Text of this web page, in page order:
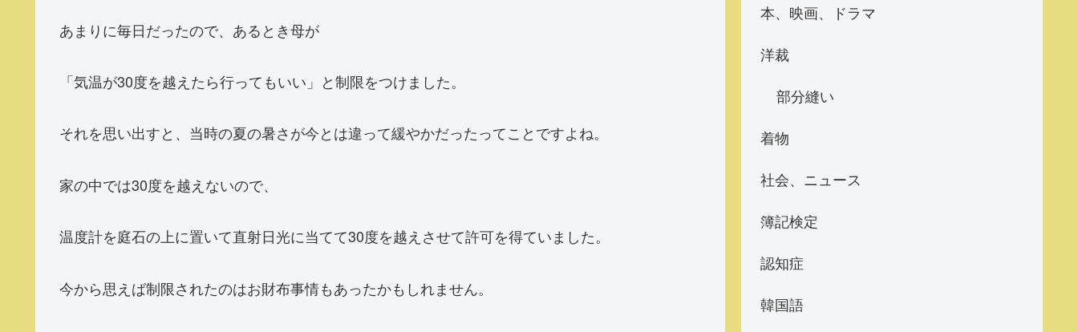
あまりに毎日だったので、あるとき母が
「気温が30度を越えたら行ってもいい」と制限をつけました。
それを思い出すと、当時の夏の暑さが今とは違って緩やかだったってことですよね。
家の中では30度を越えないので、
温度計を庭石の上に置いて直射日光に当てて30度を越えさせて許可を得ていました。
今から思えば制限されたのはお財布事情もあったかもしれません。
本、映画、ドラマ
洋裁
部分縫い
着物
社会、ニュース
簿記検定
認知症
韓国語